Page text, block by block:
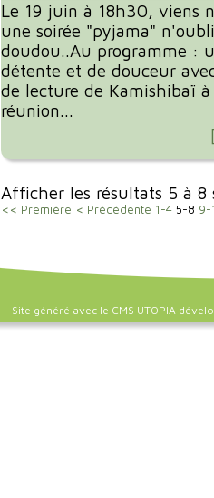
Le 19 juin à 18h30, viens
une soirée "pyjama"
doudou..Au programme :
détente et de douceur
de lecture de Kamishibaï
réunion...
Afficher les résultats 5 à
<< Première < Précédente 1-4 5-8 9-
Site généré avec le CMS UTOPIA